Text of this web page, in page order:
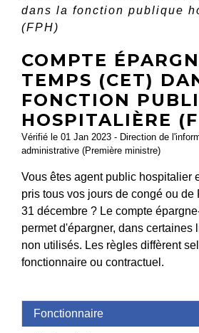
dans la fonction publique
(FPH)
COMPTE
TEMPS (CET)
FONCTION
HOSPITALIÈRE
Vérifié le 01 Jan 2023 - Direction de
administrative (Première ministre)
Vous êtes agent public hospitalier
pris tous vos jours de congé ou de
31 décembre ? Le compte
permet d'épargner, dans certaines
non utilisés. Les règles diffèrent
fonctionnaire ou contractuel.
Fonctionnaire